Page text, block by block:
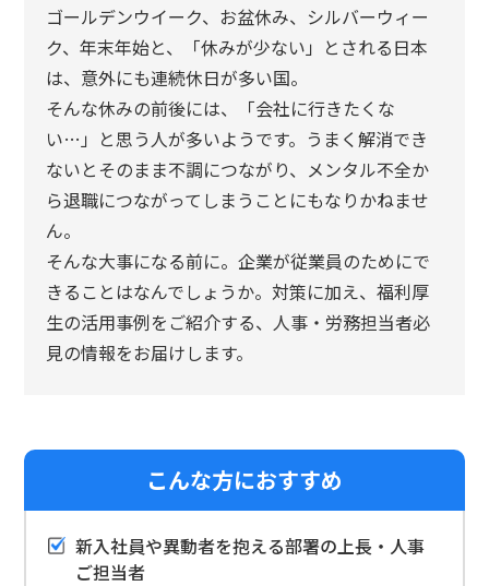
ゴールデンウイーク、お盆休み、シルバーウィー
ク、年末年始と、「休みが少ない」とされる日本
は、意外にも連続休日が多い国。
そんな休みの前後には、「会社に行きたくな
い…」と思う人が多いようです。うまく解消でき
ないとそのまま不調につながり、メンタル不全か
ら退職につながってしまうことにもなりかねませ
ん。
そんな大事になる前に。企業が従業員のためにで
きることはなんでしょうか。対策に加え、福利厚
生の活用事例をご紹介する、人事・労務担当者必
見の情報をお届けします。
こんな方におすすめ
新入社員や異動者を抱える部署の上長・人事
ご担当者